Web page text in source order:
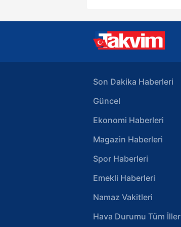
Son Dakika Haberleri
Güncel
Ekonomi Haberleri
Magazin Haberleri
Spor Haberleri
Emekli Haberleri
Namaz Vakitleri
Hava Durumu Tüm İller